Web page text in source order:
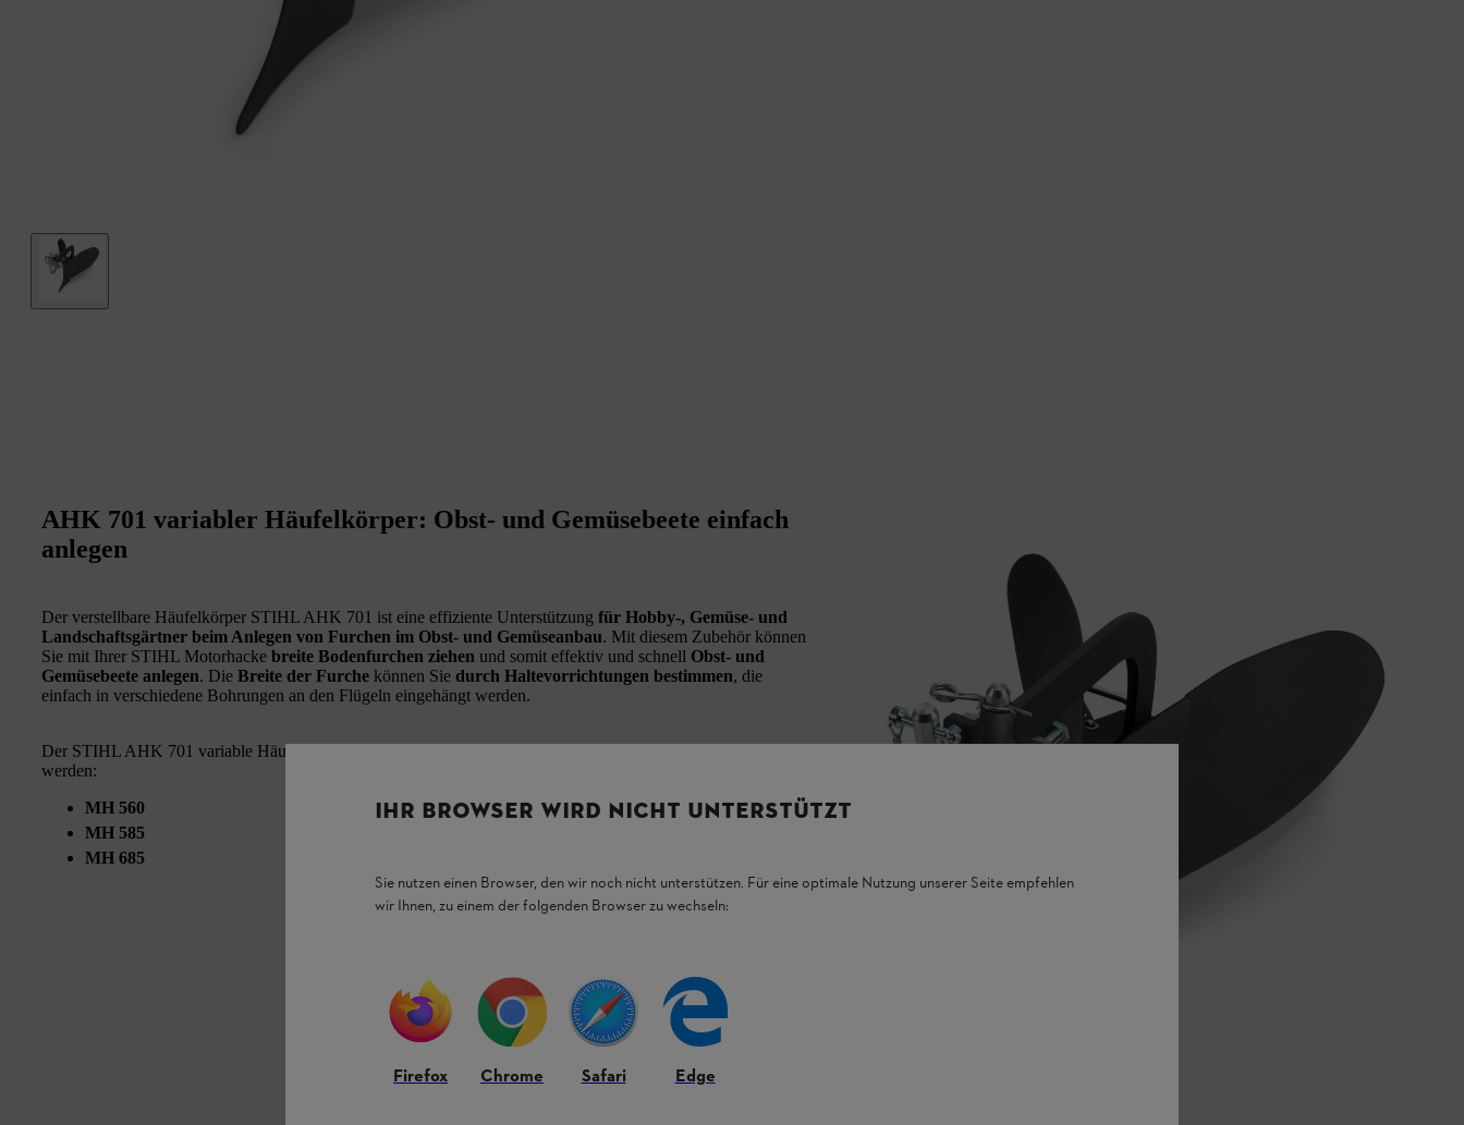
AHK 701 variabler Häufelkörper: Obst- und Gemüsebeete einfach
anlegen
Der verstellbare Häufelkörper STIHL AHK 701 ist eine effiziente Unterstützung für Hobby-, Gemüse- und
Landschaftsgärtner beim Anlegen von Furchen im Obst- und Gemüseanbau. Mit diesem Zubehör können
Sie mit Ihrer STIHL Motorhacke breite Bodenfurchen ziehen und somit effektiv und schnell Obst- und
Gemüsebeete anlegen. Die Breite der Furche können Sie durch Haltevorrichtungen bestimmen, die
einfach in verschiedene Bohrungen an den Flügeln eingehängt werden.
Der STIHL AHK 701 variable Häufelkörper kann zusammen mit folgenden
werden:
MH 560
MH 585
MH 685
IHR BROWSER WIRD NICHT UNTERSTÜTZT
Sie nutzen einen Browser, den wir noch nicht unterstützen. Für eine optimale Nutzung unserer Seite empfehlen
wir Ihnen, zu einem der folgenden Browser zu wechseln:
Firefox Chrome Safari Edge